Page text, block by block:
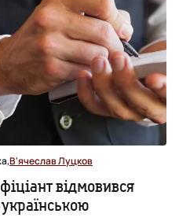
В'ячеслав Луцков
відмовився
українською